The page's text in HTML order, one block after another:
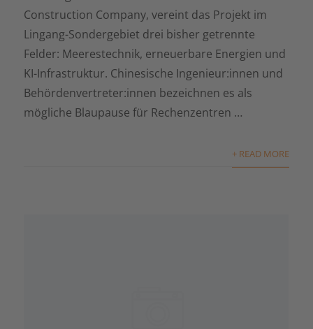
Construction Company, vereint das Projekt im
Lingang-Sondergebiet drei bisher getrennte
Felder: Meerestechnik, erneuerbare Energien und
KI-Infrastruktur. Chinesische Ingenieur:innen und
Behördenvertreter:innen bezeichnen es als
mögliche Blaupause für Rechenzentren …
+ READ MORE